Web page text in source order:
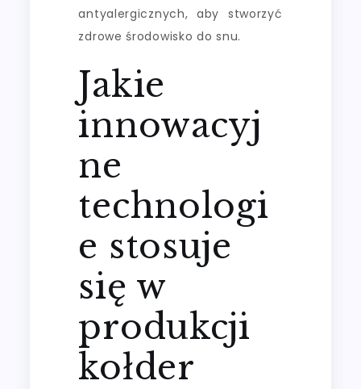
antyalergicznych, aby stworzyć
zdrowe środowisko do snu.
Jakie
innowacyj
ne
technologi
e stosuje
się w
produkcji
kołder